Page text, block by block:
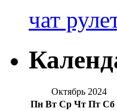
чат
Октябрь 2024
Пн Вт Ср Чт Пт Сб